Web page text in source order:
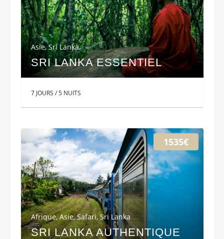
Asie,Sri Lanka
SRI LANKA ESSENTIEL
7 JOURS / 5 NUITS
1535€
Afrique,Asie,Safari,Sri Lanka
SRI LANKA AUTHENTIQUE